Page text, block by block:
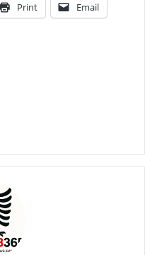
Print Email